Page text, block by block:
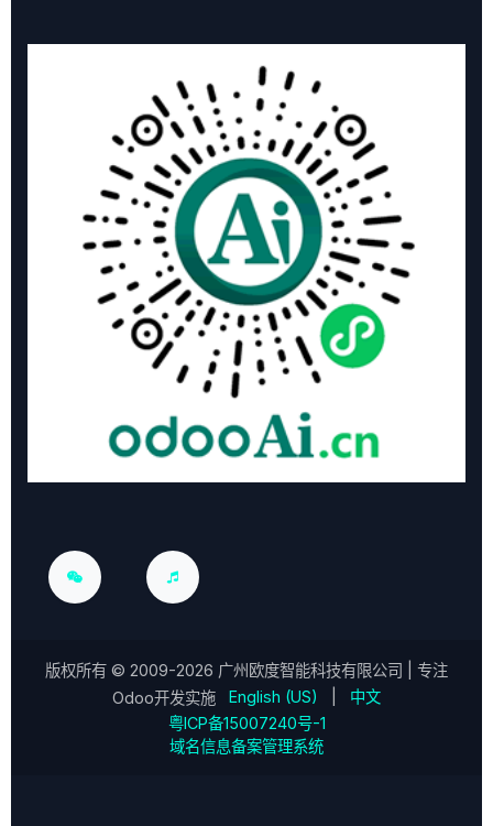
版权所有 © 2009-2026 广州欧度智能科技有限公司
| 专注
Odoo开发实施
English (US)
中文
粤ICP备15007240号-1
域名信息备案管理系统